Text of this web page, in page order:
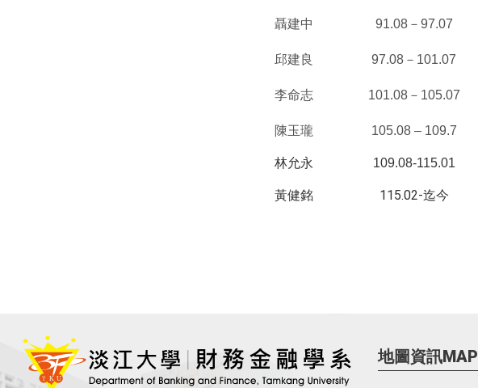
聶建中 91.08－97.07
邱建良 97.08 －101.07
李命志 101.08－105.07
陳玉瓏 105.08 – 109.7
林允永
黃健銘
109.08-115.01
115.02-迄今
地圖資訊MAP